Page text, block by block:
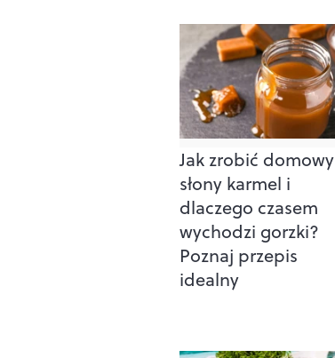
Jak zrobić domowy
słony karmel i
dlaczego czasem
wychodzi gorzki?
Poznaj przepis
idealny